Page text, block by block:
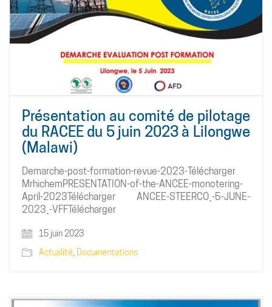
Présentation au comité de pilotage
du RACEE du 5 juin 2023 à Lilongwe
(Malawi)
Demarche-post-formation-revue-2023-Télécharger
MrhichemPRESENTATION-of-the-ANCEE-monotering-
April-2023Télécharger ANCEE-STEERCO_-5-JUNE-
2023_-VFFTélécharger
15 juin 2023
Actualité
Documentations